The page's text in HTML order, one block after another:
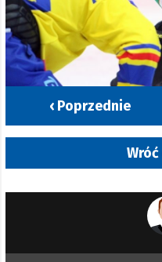
‹ Poprzednie